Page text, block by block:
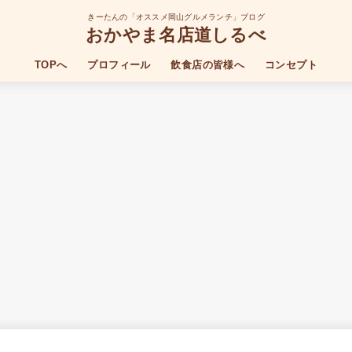
きーたんの「オススメ岡山グルメランチ」ブログ
おかやま名店道しるべ
TOPへ プロフィール 飲食店の皆様へ コンセプト